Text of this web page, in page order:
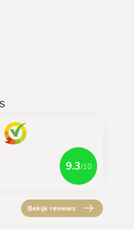
9.3/10
Bekijk reviews